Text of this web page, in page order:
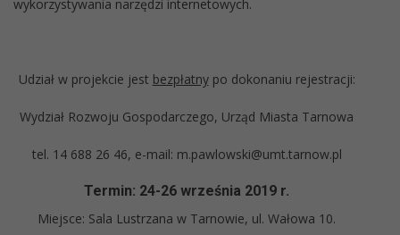
wykorzystywania narzędzi internetowych.
Udział w projekcie jest bezpłatnypo dokonaniu rejestracji:
Wydział Rozwoju Gospodarczego, Urząd Miasta Tarnowa
tel. 14 688 26 46, e-mail: m.pawlowski@umt.tarnow.pl
Termin: 24-26 września 2019 r.
Miejsce: Sala Lustrzana w Tarnowie, ul. Wałowa 10.